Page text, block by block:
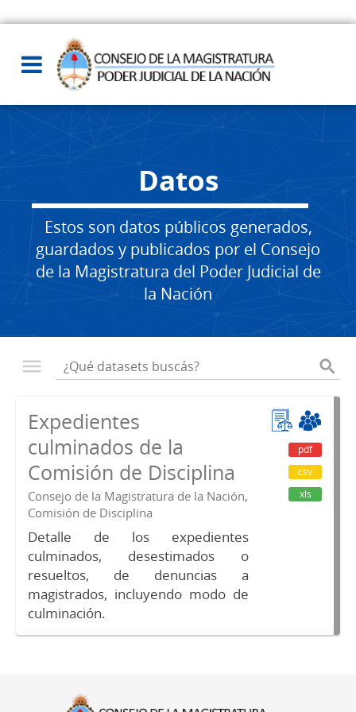
Datos
Estos son datos públicos generados,
guardados y publicados por el Consejo
de la Magistratura del Poder Judicial de
la Nación
Expedientes
culminados de la
Comisión de Disciplina
Consejo de la Magistratura de la Nación,
Comisión de Disciplina
Detalle de los expedientes
culminados, desestimados o
resueltos, de denuncias a
magistrados, incluyendo modo de
culminación.
pdf
csv
xls